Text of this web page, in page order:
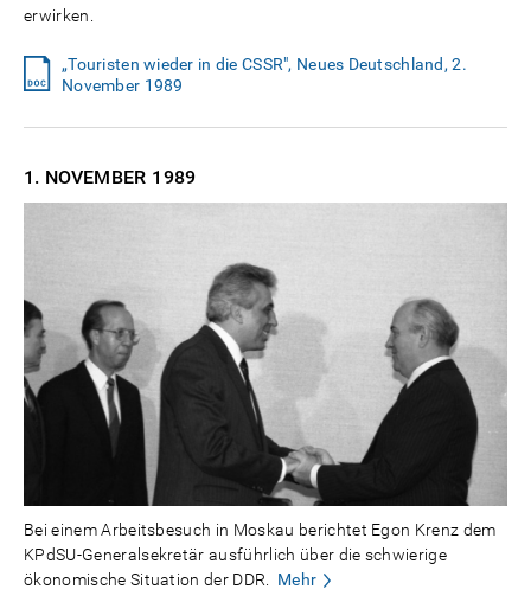
erwirken.
„Touristen wieder in die CSSR", Neues Deutschland, 2.
November 1989
1. NOVEMBER 1989
Bei einem Arbeitsbesuch in Moskau berichtet Egon Krenz dem
KPdSU-Generalsekretär ausführlich über die schwierige
ökonomische Situation der DDR.
Mehr